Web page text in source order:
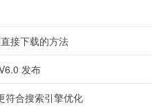
选新鲜食材和实用商品。满满的
层高挑空，空间宽敞，卧室温馨
家居系统掌控家中每一个细节
接下载的方法
发布
符合搜索引擎优化